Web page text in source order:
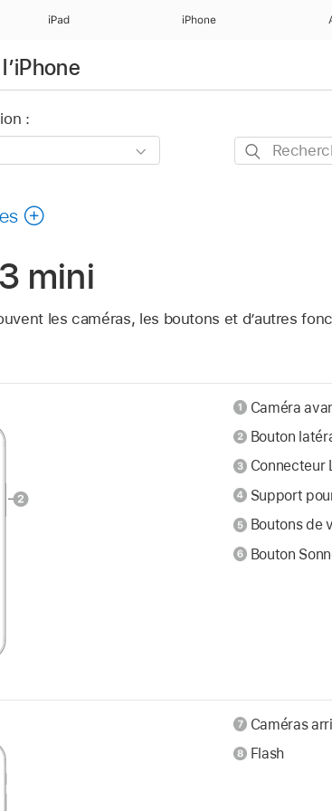
iPad iPhone
:
Rechercher
mini
les caméras, les boutons et d’autres
Caméra
Bouton
Connecteur
Support
Boutons de
Bouton
Caméras
Flash